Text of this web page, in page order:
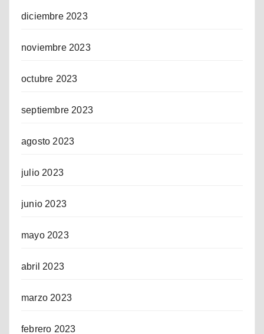
diciembre 2023
noviembre 2023
octubre 2023
septiembre 2023
agosto 2023
julio 2023
junio 2023
mayo 2023
abril 2023
marzo 2023
febrero 2023